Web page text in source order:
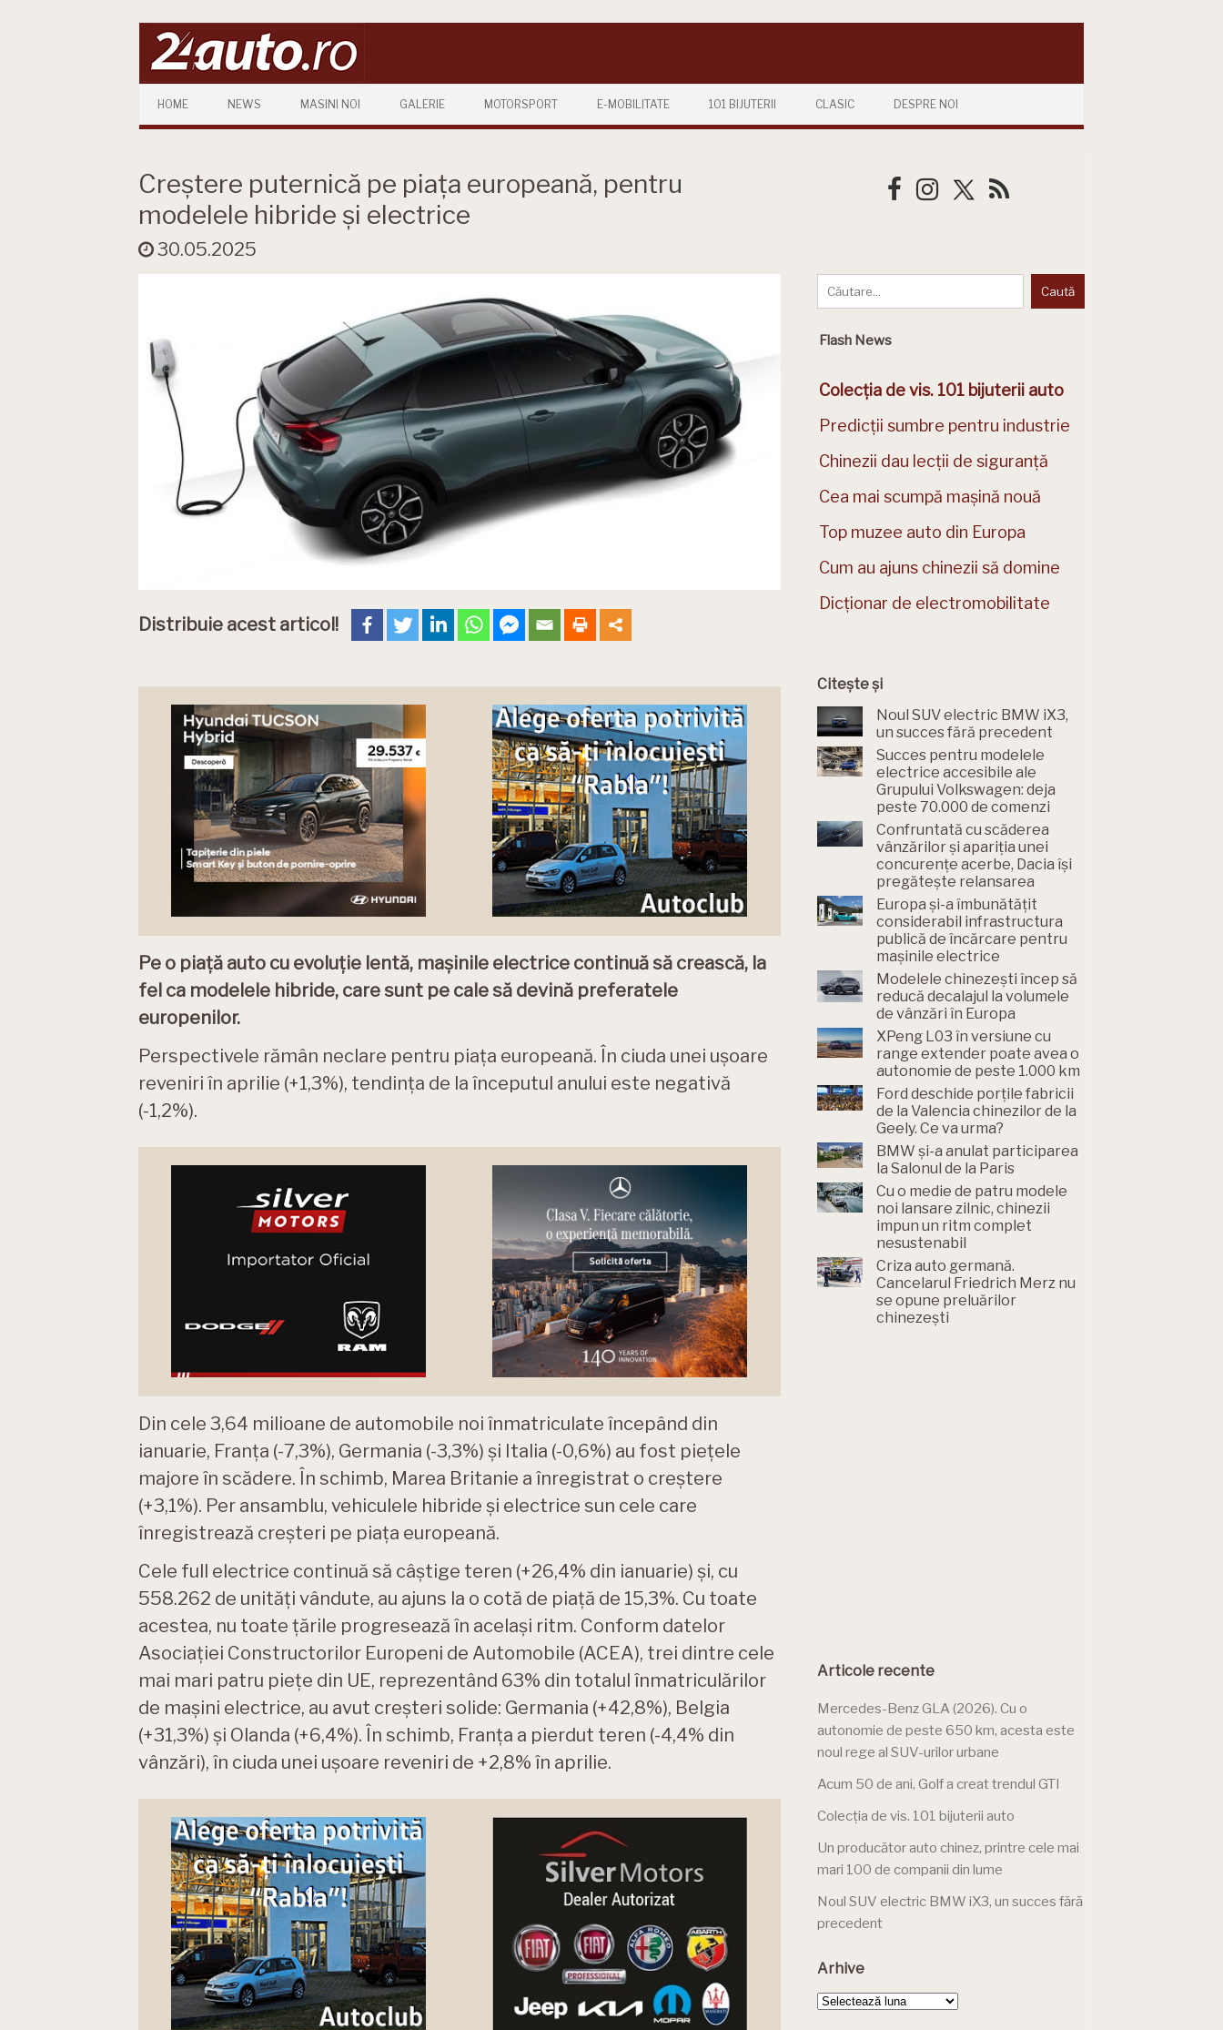
HOME NEWS MASINI NOI GALERIE MOTORSPORT E-MOBILITATE 101 BIJUTERII CLASIC DESPRE NOI
Creștere puternică pe piața europeană, pentru
modelele hibride și electrice
30.05.2025
Distribuie acest articol!
Pe o piață auto cu evoluție lentă, mașinile electrice continuă să crească, la
fel ca modelele hibride, care sunt pe cale să devină preferatele
europenilor.
Perspectivele rămân neclare pentru piața europeană. În ciuda unei ușoare
reveniri în aprilie (+1,3%), tendința de la începutul anului este negativă
(-1,2%).
Din cele 3,64 milioane de automobile noi înmatriculate începând din
ianuarie, Franța (-7,3%), Germania (-3,3%) și Italia (-0,6%) au fost piețele
majore în scădere. În schimb, Marea Britanie a înregistrat o creștere
(+3,1%). Per ansamblu, vehiculele hibride și electrice sun cele care
înregistrează creșteri pe piața europeană.
Cele full electrice continuă să câștige teren (+26,4% din ianuarie) și, cu
558.262 de unități vândute, au ajuns la o cotă de piață de 15,3%. Cu toate
acestea, nu toate țările progresează în același ritm. Conform datelor
Asociației Constructorilor Europeni de Automobile (ACEA), trei dintre cele
mai mari patru piețe din UE, reprezentând 63% din totalul înmatriculărilor
de mașini electrice, au avut creșteri solide: Germania (+42,8%), Belgia
(+31,3%) și Olanda (+6,4%). În schimb, Franța a pierdut teren (-4,4% din
vânzări), în ciuda unei ușoare reveniri de +2,8% în aprilie.
Flash News
Colecția de vis. 101 bijuterii auto
Predicții sumbre pentru industrie
Chinezii dau lecții de siguranță
Cea mai scumpă mașină nouă
Top muzee auto din Europa
Cum au ajuns chinezii să domine
Dicționar de electromobilitate
Citește și
Noul SUV electric BMW iX3,
un succes fără precedent
Succes pentru modelele
electrice accesibile ale
Grupului Volkswagen: deja
peste 70.000 de comenzi
Confruntată cu scăderea
vânzărilor și apariția unei
concurențe acerbe, Dacia își
pregătește relansarea
Europa și-a îmbunătățit
considerabil infrastructura
publică de încărcare pentru
mașinile electrice
Modelele chinezești încep să
reducă decalajul la volumele
de vânzări în Europa
XPeng L03 în versiune cu
range extender poate avea o
autonomie de peste 1.000 km
Ford deschide porțile fabricii
de la Valencia chinezilor de la
Geely. Ce va urma?
BMW și-a anulat participarea
la Salonul de la Paris
Cu o medie de patru modele
noi lansare zilnic, chinezii
impun un ritm complet
nesustenabil
Criza auto germană.
Cancelarul Friedrich Merz nu
se opune preluărilor
chinezești
Articole recente
Mercedes-Benz GLA (2026). Cu o
autonomie de peste 650 km, acesta este
noul rege al SUV-urilor urbane
Acum 50 de ani, Golf a creat trendul GTI
Colecția de vis. 101 bijuterii auto
Un producător auto chinez, printre cele mai
mari 100 de companii din lume
Noul SUV electric BMW iX3, un succes fără
precedent
Arhive
Arhive